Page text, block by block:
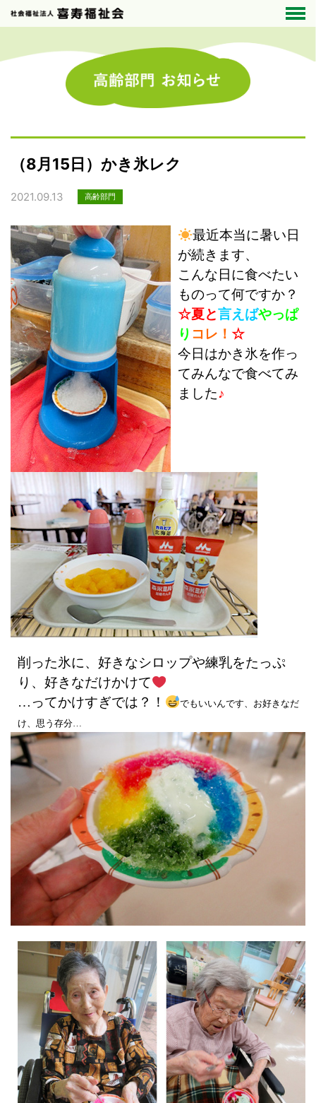
（8月15日）かき氷レク
2021.09.13 高齢部門
最近本当に暑い日
が続きます、
こんな日に食べたい
ものって何ですか？
☆夏と言えばやっぱ
り コレ！ ☆
今日はかき氷を作っ
てみんなで食べてみ
ました♪
削った氷に、好きなシロップや練乳をたっぷ
り、好きなだけかけて
…ってかけすぎでは？！
でもいいんです、お好きなだ
け、思う存分…